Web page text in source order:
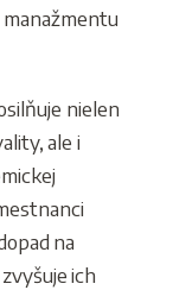
nielen
ale i
na
ich